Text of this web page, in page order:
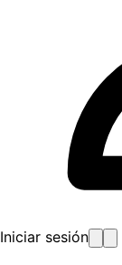
Iniciar sesión